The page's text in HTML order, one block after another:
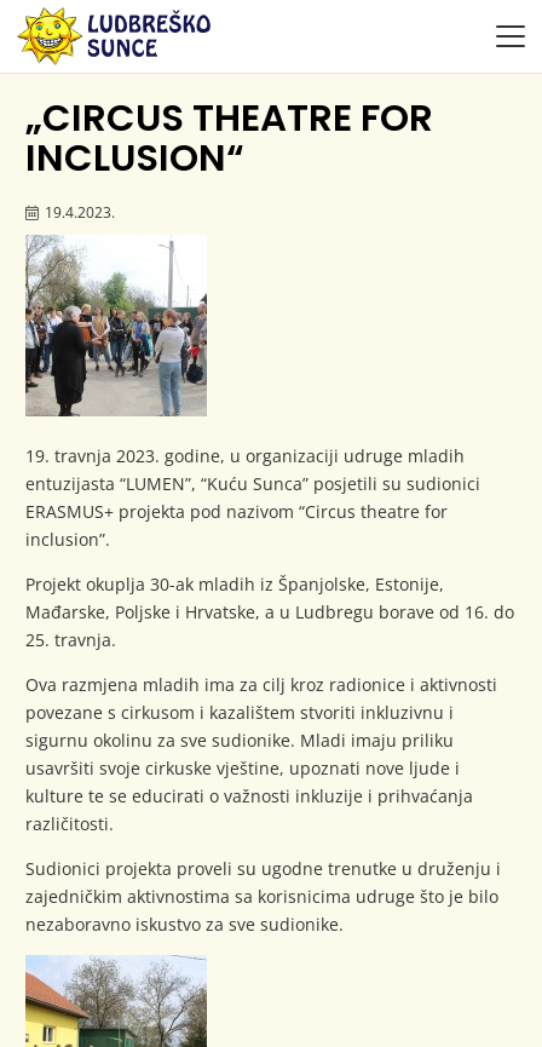
„CIRCUS THEATRE FOR
INCLUSION“
19.4.2023.
19. travnja 2023. godine, u organizaciji udruge mladih
entuzijasta “LUMEN”, “Kuću Sunca” posjetili su sudionici
ERASMUS+ projekta pod nazivom “Circus theatre for
inclusion”.
Projekt okuplja 30-ak mladih iz Španjolske, Estonije,
Mađarske, Poljske i Hrvatske, a u Ludbregu borave od 16. do
25. travnja.
Ova razmjena mladih ima za cilj kroz radionice i aktivnosti
povezane s cirkusom i kazalištem stvoriti inkluzivnu i
sigurnu okolinu za sve sudionike. Mladi imaju priliku
usavršiti svoje cirkuske vještine, upoznati nove ljude i
kulture te se educirati o važnosti inkluzije i prihvaćanja
različitosti.
Sudionici projekta proveli su ugodne trenutke u druženju i
zajedničkim aktivnostima sa korisnicima udruge što je bilo
nezaboravno iskustvo za sve sudionike.